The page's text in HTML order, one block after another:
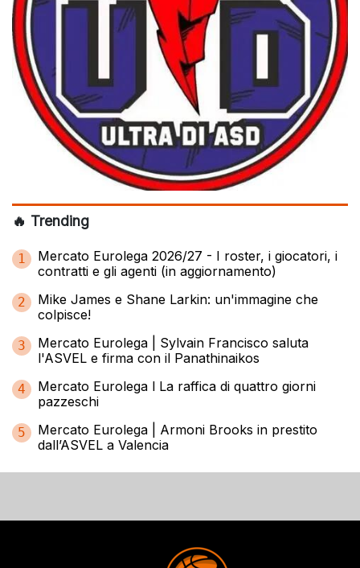
🔥 Trending
1
Mercato Eurolega 2026/27 - I roster, i giocatori, i
contratti e gli agenti (in aggiornamento)
2
Mike James e Shane Larkin: un'immagine che
colpisce!
3
Mercato Eurolega | Sylvain Francisco saluta
l'ASVEL e firma con il Panathinaikos
4
Mercato Eurolega l La raffica di quattro giorni
pazzeschi
5
Mercato Eurolega | Armoni Brooks in prestito
dall’ASVEL a Valencia